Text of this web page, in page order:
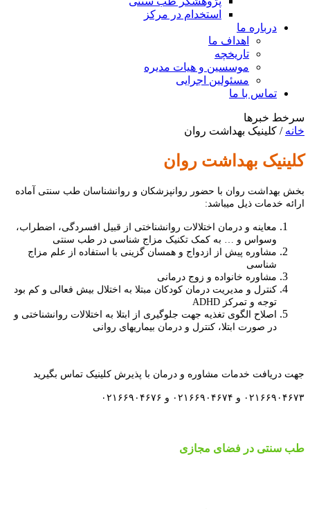
استخدام در مرکز
درباره ما
اهداف ما
تاریخچه
موسسین و هیات مدیره
مسئولین اجرایی
تماس با ما
سرخط خبرها
خانه / کلینیک بهداشت روان
کلینیک بهداشت روان
بخش بهداشت روان با حضور روانپزشکان و روانشناسان طب سنتی آماده
ارائه خدمات ذیل میباشد:
معاینه و درمان اختلالات روانشناختی از قبیل افسردگی، اضطراب،
وسواس و … به کمک تکنیک مزاج شناسی در طب سنتی
مشاوره پیش از ازدواج و همسان گزینی با استفاده از علم مزاج
شناسی
مشاوره خانواده و زوج درمانی
کنترل و مدیریت درمان کودکان مبتلا به اختلال بیش فعالی و کم بود
توجه و تمرکز ADHD
اصلاح الگوی تغذیه جهت جلوگیری از ابتلا به اختلالات روانشناختی و
در صورت ابتلا، کنترل و درمان بیماریهای روانی
جهت دریافت خدمات مشاوره و درمان با پذیرش کلینیک تماس بگیرید
۰۲۱۶۶۹۰۴۶۷۳ و ۰۲۱۶۶۹۰۴۶۷۴ و ۰۲۱۶۶۹۰۴۶۷۶
طب سنتی در فضای مجازی